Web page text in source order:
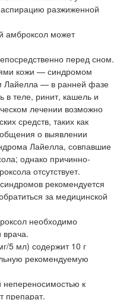
разжиженной
амброксол может
перед сном.
кожи — синдромом
Лайелла — в ранней фазе
в теле, ринит, кашель и
лечении возможно
средств, таких как
о выявлении
Лайелла, совпавшие
однако причинно-
отсутствует.
рекомендуется
за медицинской
необходимо
врача.
5 мл) содержит 10 г
рекомендуемую
непереносимостью к
препарат.